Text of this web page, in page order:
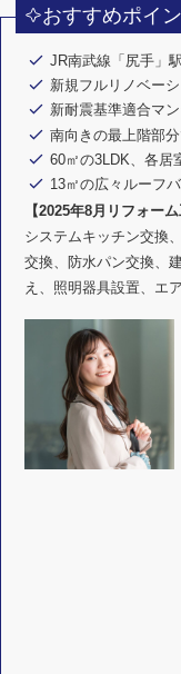
おすすめポイ
JR南武線「尻手」
新規フルリノベー
新耐震基準適合マ
南向きの最上階部
60㎡の3LDK、各居
13㎡の広々ルーフ
【2025年8月リフォー
システムキッチン交換
交換、防水パン交換、
え、照明器具設置、エ